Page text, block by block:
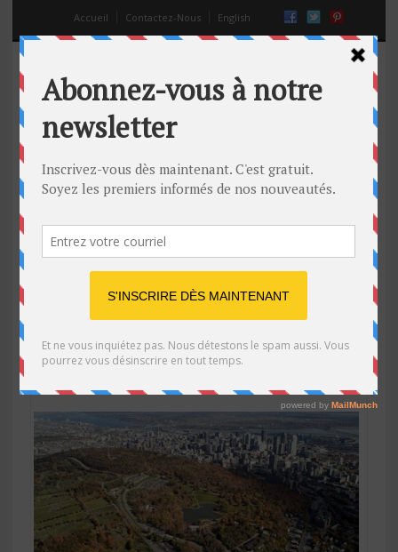
Accueil Contactez-Nous English
apporter votre date à Montréal
23 Sep 2014
Off
,Canada,idées de rendez-vous,la vie en couple
du Mont-Royal,meilleures places pour un rendez-vous
rencontres amoureuses, rendez-vous amoureux,séduire des
femmes,sortir avec une fille, Vieux-Montréal